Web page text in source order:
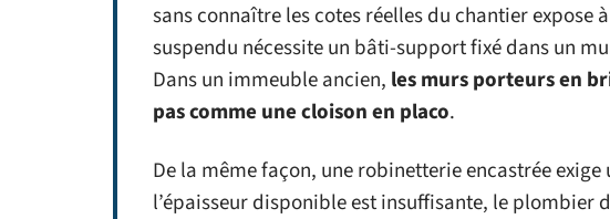
sans connaître les cotes réelles du chantier expose
suspendu nécessite un bâti-support fixé dans un
Dans un immeuble ancien, les murs porteurs en
pas comme une cloison en placo.
De la même façon, une robinetterie encastrée
l’épaisseur disponible est insuffisante, le plombier